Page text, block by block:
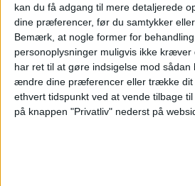
kan du få adgang til mere detaljerede
dine præferencer, før du samtykker
Bemærk, at nogle former for
personoplysninger muligvis ikke kræver
har ret til at gøre indsigelse mod sådan
ændre dine præferencer eller trække dit
ethvert tidspunkt ved at vende tilbage
på knappen "Privatliv" nederst på
I perioden 20. april 2026
juni 2026 fløj samlet
fra Midtjylland Karup
Det svarer til lidt mere
antallet af passagerer i